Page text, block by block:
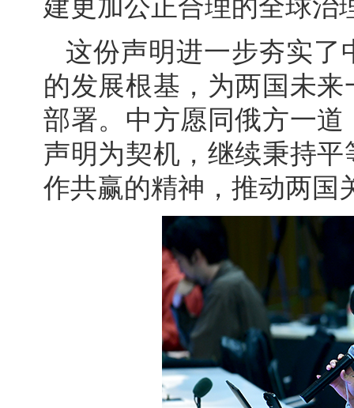
建更加公正合理的全球治
这份声明进一步夯实了
的发展根基，为两国未
部署。中方愿同俄方一
声明为契机，继续秉持
作共赢的精神，推动两国